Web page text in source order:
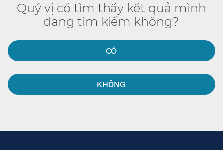
Quý vị có tìm thấy kết quả mình
đang tìm kiếm không?​​
CÓ​​
KHÔNG​​